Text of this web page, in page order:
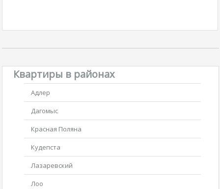
Квартиры в районах
Адлер
Дагомыс
Красная Поляна
Кудепста
Лазаревский
Лоо